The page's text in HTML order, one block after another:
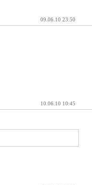
09.06.10 23:50
10.06.10 10:45